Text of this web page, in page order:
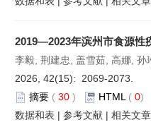
2019—2023年滨州市食源性
李毅, 荆建忠, 盖雪茹, 高娜, 孙
2026, 42(15): 2069-2073.
摘要 ( 30 ) HTML ( 0)
数据和表 | 参考文献 | 相关文章